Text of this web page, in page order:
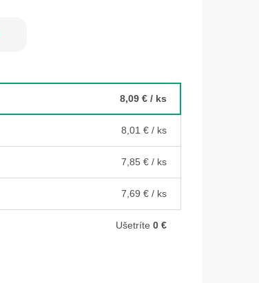
8,09 € / ks
8,01 € / ks
7,85 € / ks
7,69 € / ks
Ušetríte 0 €